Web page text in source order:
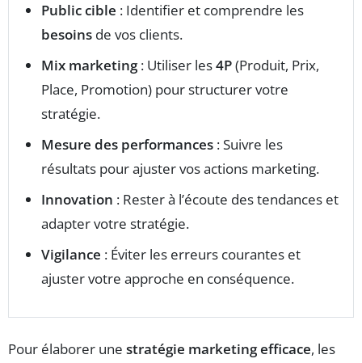
Public cible : Identifier et comprendre les
besoins de vos clients.
Mix marketing: Utiliser les4P(Produit, Prix,
Place, Promotion) pour structurer votre
stratégie.
Mesure des performances : Suivre les
résultats pour ajuster vos actions marketing.
Innovation : Rester à l’écoute des tendances et
adapter votre stratégie.
Vigilance : Éviter les erreurs courantes et
ajuster votre approche en conséquence.
Pour élaborer une stratégie marketing efficace, les